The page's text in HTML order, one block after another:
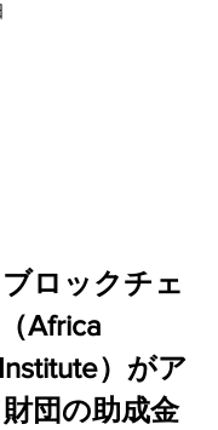
ロックチェ
Africa
）がア
団の助成金